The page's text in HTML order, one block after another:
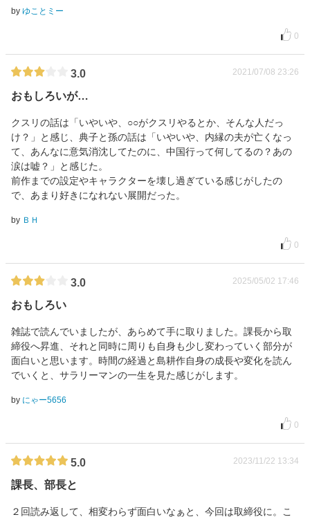
by ゆことミー
0
3.0 2021/07/08 23:26
おもしろいが…
クスリの話は「いやいや、○○がクスリやるとか、そんな人だっ
け？」と感じ、典子と孫の話は「いやいや、内縁の夫が亡くなっ
て、あんなに意気消沈してたのに、中国行って何してるの？あの
涙は嘘？」と感じた。
前作までの設定やキャラクターを壊し過ぎている感じがしたの
で、あまり好きになれない展開だった。
by ＢＨ
0
3.0 2025/05/02 17:46
おもしろい
雑誌で読んでいましたが、あらめて手に取りました。課長から取
締役へ昇進、それと同時に周りも自身も少し変わっていく部分が
面白いと思います。時間の経過と島耕作自身の成長や変化を読ん
でいくと、サラリーマンの一生を見た感じがします。
by にゃー5656
0
5.0 2023/11/22 13:34
課長、部長と
２回読み返して、相変わらず面白いなぁと、今回は取締役に。こ